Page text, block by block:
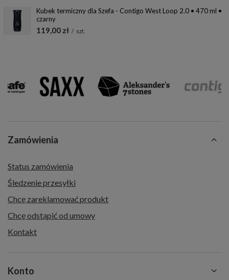
Kubek termiczny dla Szefa - Contigo West Loop 2.0 • 470 ml •
czarny
119,00 zł / szt.
Zamówienia
Status zamówienia
Śledzenie przesyłki
Chcę zareklamować produkt
Chcę odstąpić od umowy
Kontakt
Konto